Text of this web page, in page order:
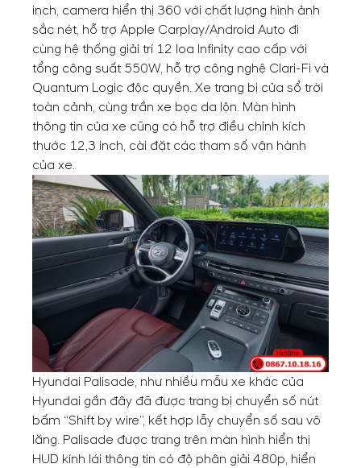
inch, camera hiển thị 360 với chất lượng hình ảnh
sắc nét, hỗ trợ Apple Carplay/Android Auto đi
cùng hệ thống giải trí 12 loa Infinity cao cấp với
tổng công suất 550W, hỗ trợ công nghệ Clari-Fi và
Quantum Logic độc quyền. Xe trang bị cửa sổ trời
toàn cảnh, cùng trần xe bọc da lộn. Màn hình
thông tin của xe cũng có hỗ trợ điều chỉnh kích
thước 12,3 inch, cài đặt các tham số vận hành
của xe.
Hyundai Palisade, như nhiều mẫu xe khác của
Hyundai gần đây đã được trang bị chuyển số nút
bấm “Shift by wire”, kết hợp lẫy chuyển số sau vô
lăng. Palisade được trang trên màn hình hiển thị
HUD kính lái thông tin có độ phân giải 480p, hiển